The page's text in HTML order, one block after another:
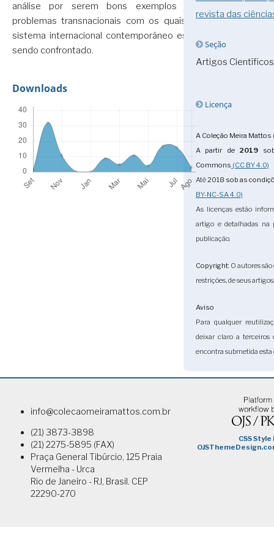
análise por serem bons exemplos de
problemas transnacionais com os quais o
sistema internacional contemporâneo está
sendo confrontado.
Downloads
revista das
Seção
Artigos Científicos
Licença
A Coleção Meira
A partir de 2019
Commons (CC BY 4.0)
Até2018 sob as
BY-NC-SA 4.0)
As licenças estão
artigo e detalhadas
publicação.
Copyright: O autores
restrições, de seus artigos.
Aviso
Para qualquer
deixar claro a terceiros
encontra submetida esta
info@colecaomeiramattos.com.br
(21) 3873-3898
(21) 2275-5895 (FAX)
Praça General Tibúrcio, 125 Praia
Vermelha - Urca
Rio de Janeiro - RJ, Brasil. CEP
22290-270